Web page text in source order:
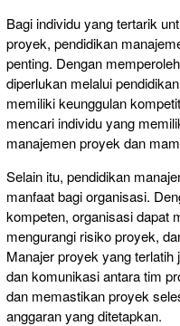
Bagi individu yang tertarik
proyek, pendidikan
penting. Dengan
diperlukan melalui
memiliki keunggulan
mencari individu yang
manajemen proyek dan
Selain itu, pendidikan
manfaat bagi organisasi.
kompeten, organisasi dapat
mengurangi risiko proyek,
Manajer proyek yang
dan komunikasi antara tim
dan memastikan proyek
anggaran yang ditetapkan.